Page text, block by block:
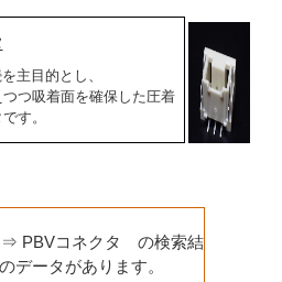
主目的とし、
つ吸着面を確保した圧着
す。
PBVコネクタ の検索結
データがあります。